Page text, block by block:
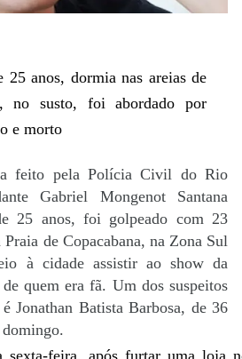
anos, dormia nas areias de
no susto, foi abordado por
e morto
feito pela Polícia Civil do Rio
Gabriel Mongenot Santana
25 anos, foi golpeado com 23
de Copacabana, na Zona Sul
à cidade assistir ao show da
quem era fã. Um dos suspeitos
Jonathan Batista Barbosa, de 36
sexta-feira, após furtar uma loja